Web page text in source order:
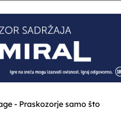
- Praskozorje samo što